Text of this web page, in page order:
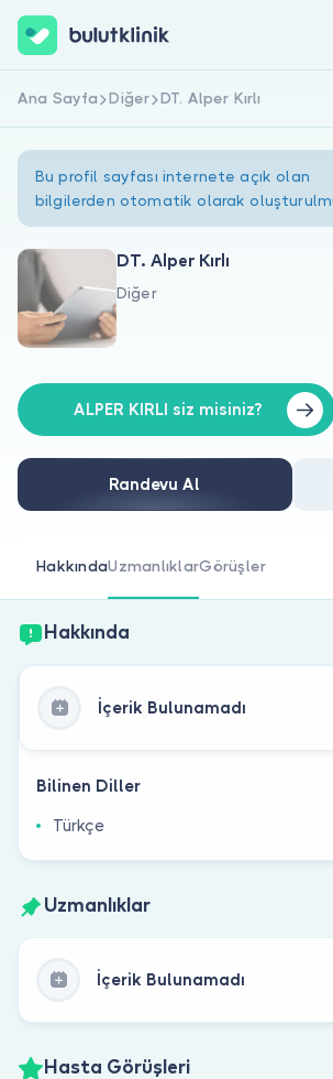
Hakkımızda
Doktorlar için
Doktor musunuz?
Hemen Kaydol
Ana Sayfa Diğer DT. Alper Kırlı
Bu profil sayfası internete açık olan
bilgilerden otomatik olarak
DT. Alper Kırlı
Diğer
ALPER KIRLI siz misiniz?
Randevu Al
HakkındaUzmanlıklarGörüşler
Hakkında
İçerik Bulunamadı
Bilinen Diller
Türkçe
Uzmanlıklar
İçerik Bulunamadı
Hasta Görüşleri